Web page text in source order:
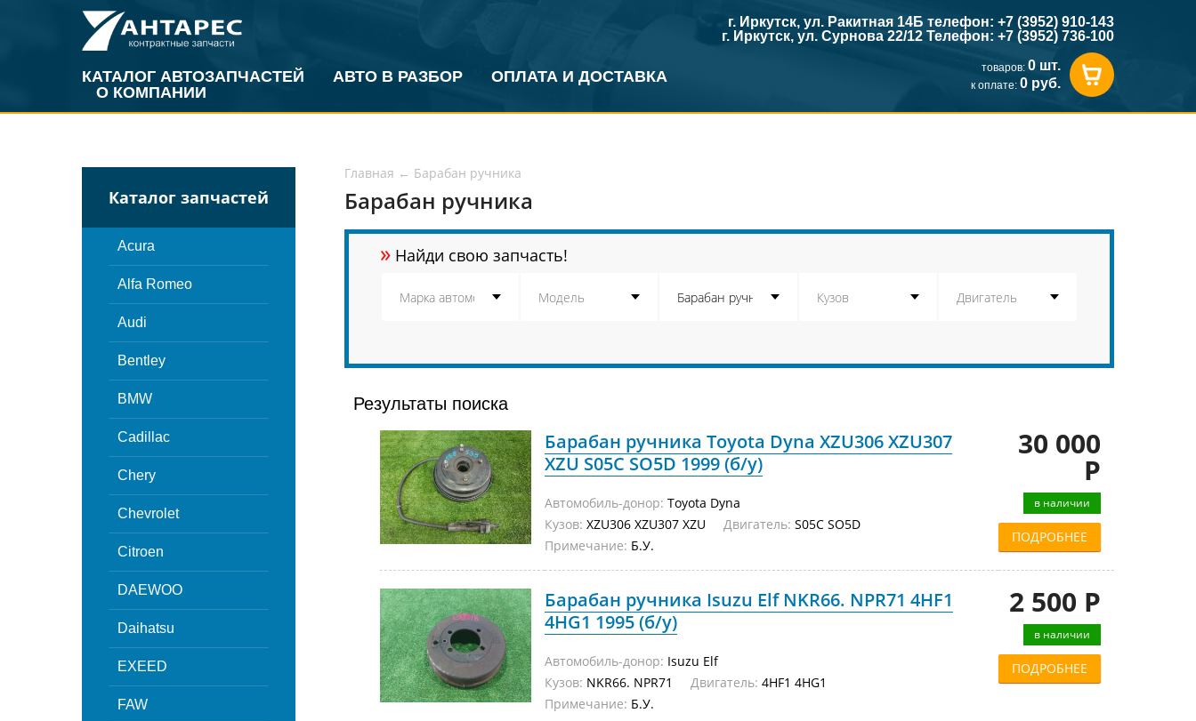
КАТАЛОГ АВТОЗАПЧАСТЕЙ АВТО В РАЗБОР
ОПЛАТА И ДОСТАВКА
О КОМПАНИИ
г. Иркутск, ул. Ракитная 14Б телефон: +7 (3952) 910-143
г. Иркутск, ул. Сурнова 22/12 Телефон: +7 (3952) 736-100
товаров: 0 шт.
к оплате: 0 руб.
Каталог запчастей
Acura
Alfa Romeo
Audi
Bentley
BMW
Cadillac
Chery
Chevrolet
Citroen
DAEWOO
Daihatsu
EXEED
FAW
Главная ← Барабан ручника
Барабан ручника
» Найди свою запчасть!
Результаты поиска
Барабан ручника Toyota Dyna XZU306 XZU307
XZU S05C SO5D 1999 (б/у)
Автомобиль-донор: Toyota Dyna
Кузов: XZU306 XZU307 XZU Двигатель: S05C SO5D
Примечание: Б.У.
30 000
Р
в наличии
ПОДРОБНЕЕ
Барабан ручника Isuzu Elf NKR66. NPR71 4HF1
4HG1 1995 (б/у)
Автомобиль-донор: Isuzu Elf
Кузов: NKR66. NPR71 Двигатель: 4HF1 4HG1
Примечание: Б.У.
2 500 Р
в наличии
ПОДРОБНЕЕ